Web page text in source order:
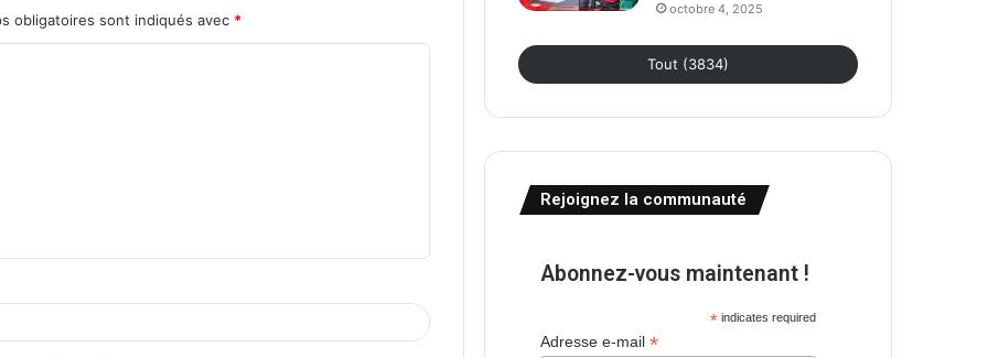
obligatoires sont indiqués avec *
octobre 4, 2025
Tout (3834)
Rejoignez la communauté
Abonnez-vous maintenant !
*indicates required
Adresse e-mail*